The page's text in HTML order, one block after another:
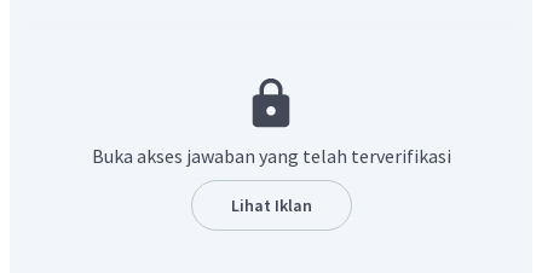
Lakukan pembagian antara hasil kali bilangan yaitu
, sehingga:
Buka akses jawaban yang telah terverifikasi
Lihat Iklan